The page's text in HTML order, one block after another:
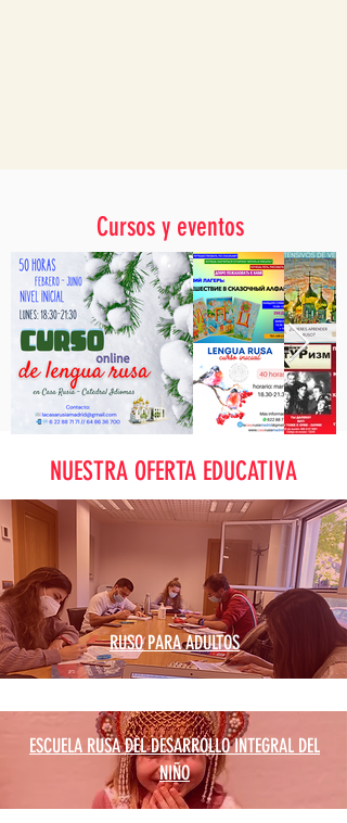
Cursos y eventos
NUESTRA OFERTA EDUCATIVA
RUSO PARA ADULTOS
ESCUELA RUSA DEL DESARROLLO INTEGRAL DEL
NIÑO